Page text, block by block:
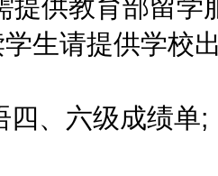
提供教育部留学
生请提供学校
、六级成绩单;